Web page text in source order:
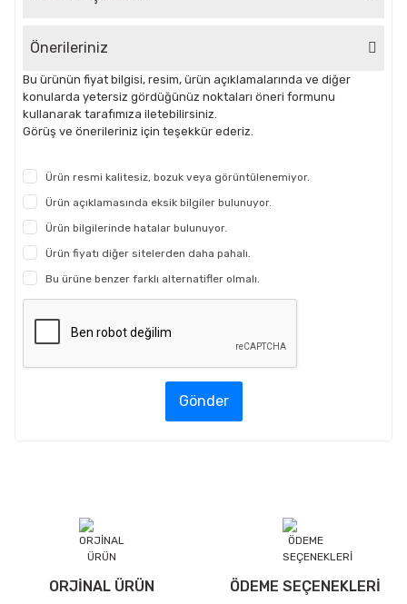
Önerileriniz
Bu ürünün fiyat bilgisi, resim, ürün açıklamalarında ve diğer
konularda yetersiz gördüğünüz noktaları öneri formunu
kullanarak tarafımıza iletebilirsiniz.
Görüş ve önerileriniz için teşekkür ederiz.
Ürün resmi kalitesiz, bozuk veya görüntülenemiyor.
Ürün açıklamasında eksik bilgiler bulunuyor.
Ürün bilgilerinde hatalar bulunuyor.
Ürün fiyatı diğer sitelerden daha pahalı.
Bu ürüne benzer farklı alternatifler olmalı.
Gönder
ORJİNAL ÜRÜN ÖDEME SEÇENEKLERİ